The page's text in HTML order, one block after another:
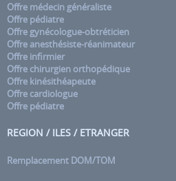
Offre médecin généraliste
Offre pédiatre
Offre gynécologue-obtréticien
Offre anesthésiste-réanimateur
Offre infirmier
Offre chirurgien orthopédique
Offre kinésithéapeute
Offre cardiologue
Offre pédiatre
REGION / ILES / ETRANGER
Remplacement DOM/TOM